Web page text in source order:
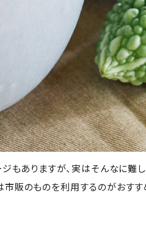
もありますが、実はそんなに難し
販のものを利用するのがおすす